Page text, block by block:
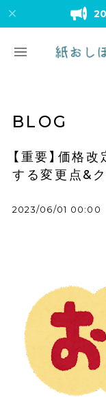
BLOG
【重要】価格
する変更点&
2023/06/01 00:00